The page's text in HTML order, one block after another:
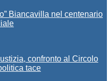
Biancavilla nel centenario
confronto al Circolo
tace